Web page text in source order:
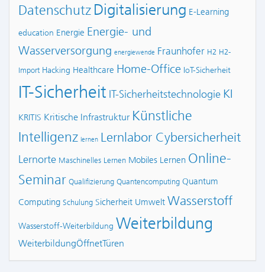
Datenschutz Digitalisierung E-Learning
education Energie Energie- und
Wasserversorgung energiewende Fraunhofer H2 H2-
Import Hacking Healthcare Home-Office IoT-Sicherheit
IT-Sicherheit IT-Sicherheitstechnologie KI
KRITIS Kritische Infrastruktur Künstliche
Intelligenz lernen Lernlabor Cybersicherheit
Lernorte Maschinelles Lernen Mobiles Lernen Online-
Seminar Qualifizierung Quantencomputing Quantum
Computing Schulung Sicherheit Umwelt Wasserstoff
Wasserstoff-Weiterbildung Weiterbildung
WeiterbildungÖffnetTüren